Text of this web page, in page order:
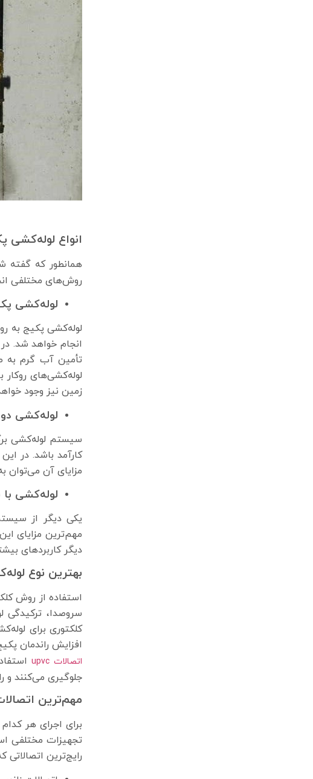
انواع لوله‌کشی
همانطور که گفته
روش‌های مختلفی
لوله‌کشی
لوله‌کشی پکیج به
انجام خواهد شد.
تأمین آب گرم به
لوله‌کشی‌های
زمین نیز وجود
لوله‌کشی
سیستم لوله‌کشی
کارآمد باشد. در
مزایای آن می‌توان
لوله‌کشی
یکی دیگر از
مهم‌ترین مزایای
دیگر کاربردهای
بهترین نوع
استفاده از روش
سروصدا،
کلکتوری برای
افزایش راندمان
اتصالات upvc
جلوگیری می‌کنند و
مهم‌ترین
برای اجرای هر
تجهیزات مختلفی
رایج‌ترین